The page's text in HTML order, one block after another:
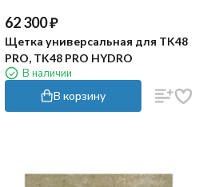
62 300₽
Щетка универсальная для TK48
PRO, TK48 PRO HYDRO
В наличии
В корзину